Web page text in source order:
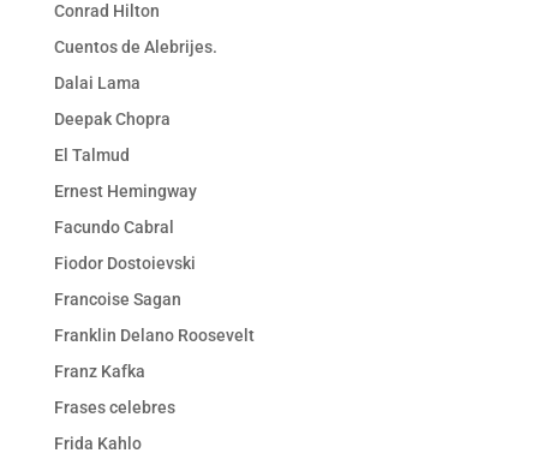
Conrad Hilton
Cuentos de Alebrijes.
Dalai Lama
Deepak Chopra
El Talmud
Ernest Hemingway
Facundo Cabral
Fiodor Dostoievski
Francoise Sagan
Franklin Delano Roosevelt
Franz Kafka
Frases celebres
Frida Kahlo